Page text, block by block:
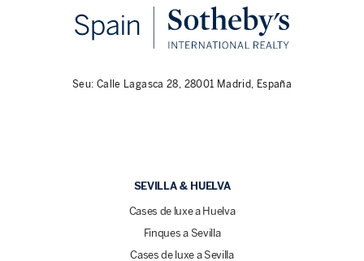
Seu: Calle Lagasca 28, 28001 Madrid, España
SEVILLA & HUELVA
Cases de luxe a Huelva
Finques a Sevilla
Cases de luxe a Sevilla